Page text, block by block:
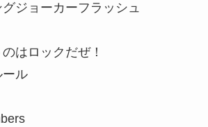
ジョーカーフラッシュ
はロックだぜ！
ール